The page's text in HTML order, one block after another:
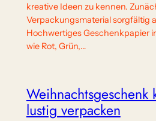
kreative Ideen zu kennen.
Verpackungsmaterial sorgfältig
Hochwertiges Geschenkpapier
wie Rot, Grün,…
Weihnachtsgeschenk
lustig verpacken